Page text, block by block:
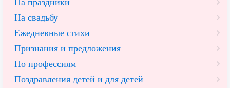
На свадьбу
Ежедневные стихи
Признания и предложения
По профессиям
Поздравления детей и для детей